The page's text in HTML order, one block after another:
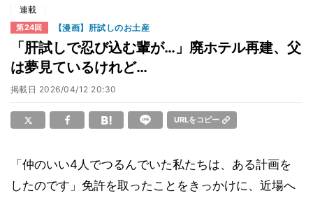
連載
第24回 【漫画】肝試しのお土産
「肝試しで忍び込む輩が…」廃ホテル再建、父
は夢見ているけれど…
掲載日 2026/04/12 20:30
URLをコピー
「仲のいい4人でつるんでいた私たちは、ある計画を
したのです」免許を取ったことをきっかけに、近場へ